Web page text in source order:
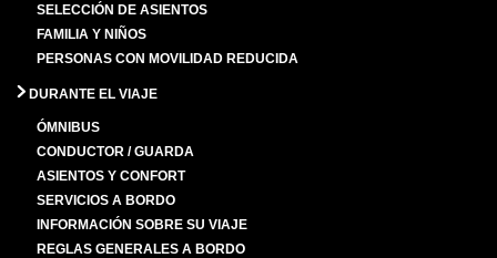
SELECCIÓN DE ASIENTOS
FAMILIA Y NIÑOS
PERSONAS CON MOVILIDAD REDUCIDA
DURANTE EL VIAJE
ÓMNIBUS
CONDUCTOR / GUARDA
ASIENTOS Y CONFORT
SERVICIOS A BORDO
INFORMACIÓN SOBRE SU VIAJE
REGLAS GENERALES A BORDO